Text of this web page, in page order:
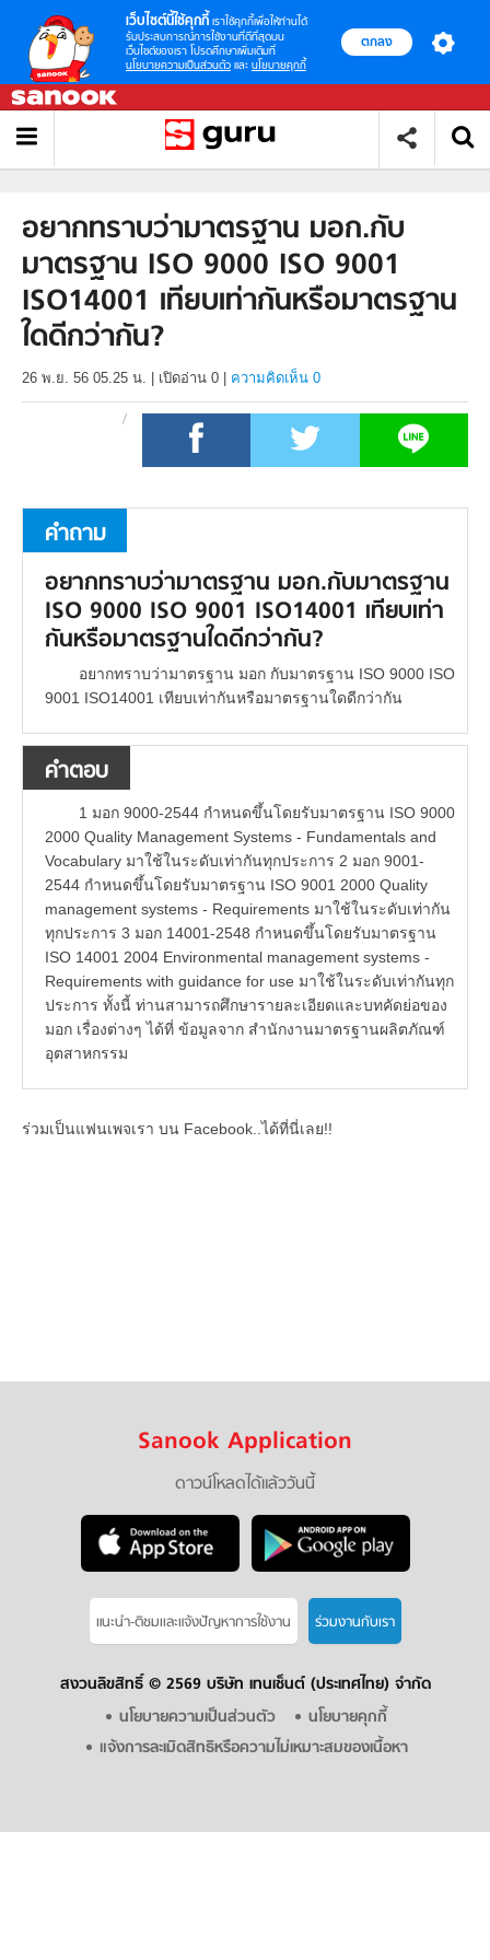
เว็บไซต์นี้ใช้คุกกี้ เราใช้คุกกี้เพื่อให้ท่านได้
รับประสบการณ์การใช้งานที่ดีที่สุดบน
เว็บไซต์ของเรา โปรดศึกษาเพิ่มเติมที่
นโยบายความเป็นส่วนตัว และ นโยบายคุกกี้
ตกลง
อยากทราบว่ามาตรฐาน มอก.กับ
มาตรฐาน ISO 9000 ISO 9001
ISO14001 เทียบเท่ากันหรือมาตรฐาน
ใดดีกว่ากัน?
26 พ.ย. 56 05.25 น. เปิดอ่าน 0 ความคิดเห็น 0
คำถาม
อยากทราบว่ามาตรฐาน มอก.กับมาตรฐาน
ISO 9000 ISO 9001 ISO14001 เทียบเท่า
กันหรือมาตรฐานใดดีกว่ากัน?
อยากทราบว่ามาตรฐาน มอก กับมาตรฐาน ISO 9000 ISO
9001 ISO14001 เทียบเท่ากันหรือมาตรฐานใดดีกว่ากัน
คำตอบ
1 มอก 9000-2544 กำหนดขึ้นโดยรับมาตรฐาน ISO 9000
2000 Quality Management Systems - Fundamentals and
Vocabulary มาใช้ในระดับเท่ากันทุกประการ 2 มอก 9001-
2544 กำหนดขึ้นโดยรับมาตรฐาน ISO 9001 2000 Quality
management systems - Requirements มาใช้ในระดับเท่ากัน
ทุกประการ 3 มอก 14001-2548 กำหนดขึ้นโดยรับมาตรฐาน
ISO 14001 2004 Environmental management systems -
Requirements with guidance for use มาใช้ในระดับเท่ากันทุก
ประการ ทั้งนี้ ท่านสามารถศึกษารายละเอียดและบทคัดย่อของ
มอก เรื่องต่างๆ ได้ที่ ข้อมูลจาก สำนักงานมาตรฐานผลิตภัณฑ์
อุตสาหกรรม
ร่วมเป็นแฟนเพจเรา บน Facebook..ได้ที่นี่เลย!!
Sanook Application
ดาวน์โหลดได้แล้ววันนี้
แนะนำ-ติชมเเละแจ้งปัญหาการใช้งาน ร่วมงานกับเรา
สงวนลิขสิทธิ์ © 2569 บริษัท เทนเซ็นต์ (ประเทศไทย) จำกัด
นโยบายความเป็นส่วนตัว
นโยบายคุกกี้
แจ้งการละเมิดสิทธิหรือความไม่เหมาะสมของเนื้อหา